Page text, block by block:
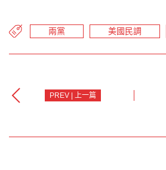
兩黨 美國民調
PREV | 上一篇